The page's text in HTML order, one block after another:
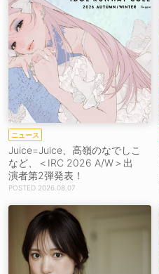
ニュース
Juice=Juice、高嶺のなでしこ
など、＜IRC 2026 A/W＞出
演者第2弾発表！
2026.08.07